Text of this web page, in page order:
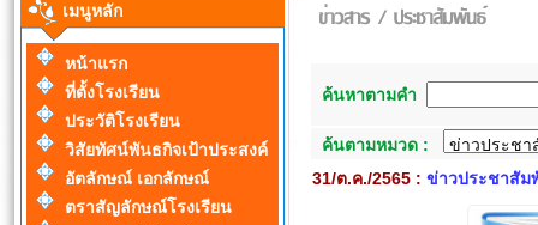
เมนูหลัก
หน้าแรก
ที่ตั้งโรงเรียน
ประวัติโรงเรียน
วิสัยทัศน์พันธกิจเป้าประสงค์
อัตลักษณ์ เอกลักษณ์
ตราสัญลักษณ์โรงเรียน
ค้นหาตามคำ
ค้นตามหมวด :
31/ต.ค./2565 : ข่าวประชาสัม